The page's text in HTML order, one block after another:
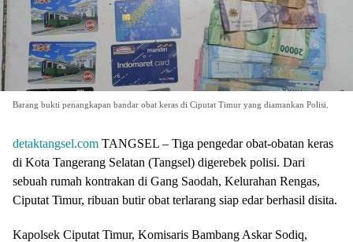
Barang bukti penangkapan bandar obat keras di Ciputat Timur yang diamankan Polisi.
detaktangsel.com TANGSEL – Tiga pengedar obat-obatan keras
di Kota Tangerang Selatan (Tangsel) digerebek polisi. Dari
sebuah rumah kontrakan di Gang Saodah, Kelurahan Rengas,
Ciputat Timur, ribuan butir obat terlarang siap edar berhasil disita.
Kapolsek Ciputat Timur, Komisaris Bambang Askar Sodiq,